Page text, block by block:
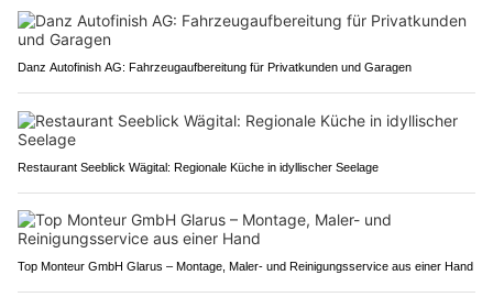
Danz Autofinish AG: Fahrzeugaufbereitung für Privatkunden und Garagen
Restaurant Seeblick Wägital: Regionale Küche in idyllischer Seelage
Top Monteur GmbH Glarus – Montage, Maler- und Reinigungsservice aus einer Hand